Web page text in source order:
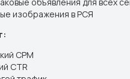
изображения в РСЯ
CPM
CTR